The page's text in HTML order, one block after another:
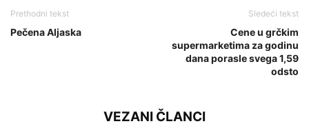
Prethodni tekst
Pečena Aljaska
Sledeći tekst
Cene u grčkim
supermarketima za godinu
dana porasle svega 1,59
odsto
VEZANI ČLANCI